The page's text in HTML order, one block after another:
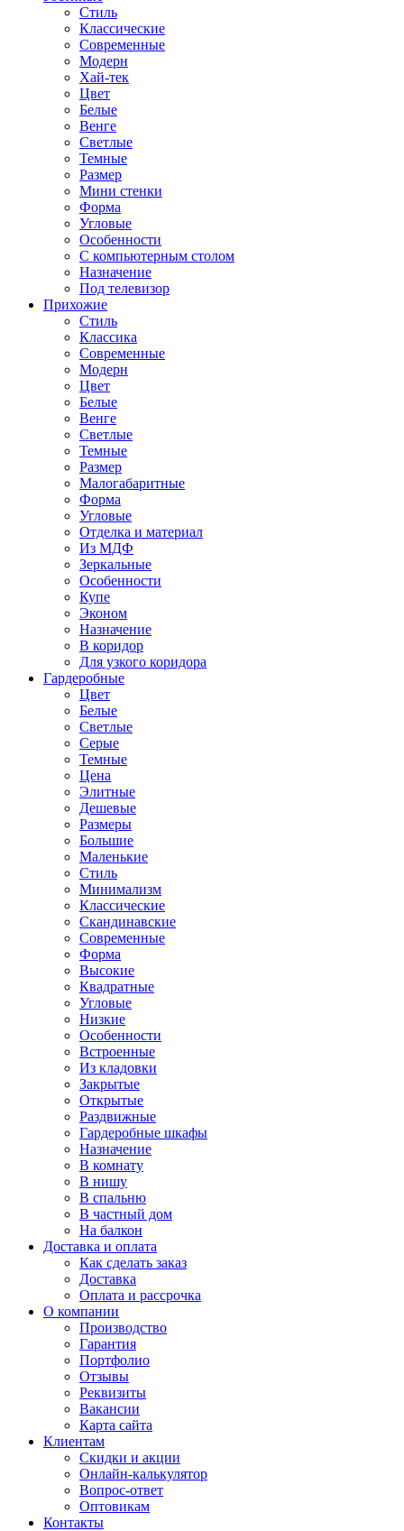
Стиль
Классические
Современные
Модерн
Хай-тек
Цвет
Белые
Венге
Светлые
Темные
Размер
Мини стенки
Форма
Угловые
Особенности
С компьютерным столом
Назначение
Под телевизор
Прихожие
Стиль
Классика
Современные
Модерн
Цвет
Белые
Венге
Светлые
Темные
Размер
Малогабаритные
Форма
Угловые
Отделка и материал
Из МДФ
Зеркальные
Особенности
Купе
Эконом
Назначение
В коридор
Для узкого коридора
Гардеробные
Цвет
Белые
Светлые
Серые
Темные
Цена
Элитные
Дешевые
Размеры
Большие
Маленькие
Стиль
Минимализм
Классические
Скандинавские
Современные
Форма
Высокие
Квадратные
Угловые
Низкие
Особенности
Встроенные
Из кладовки
Закрытые
Открытые
Раздвижные
Гардеробные шкафы
Назначение
В комнату
В нишу
В спальню
В частный дом
На балкон
Доставка и оплата
Как сделать заказ
Доставка
Оплата и рассрочка
О компании
Производство
Гарантия
Портфолио
Отзывы
Реквизиты
Вакансии
Карта сайта
Клиентам
Скидки и акции
Онлайн-калькулятор
Вопрос-ответ
Оптовикам
Контакты